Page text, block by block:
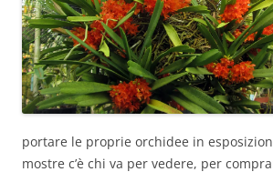
portare le proprie orchidee in
mostre c’è chi va per vedere, per